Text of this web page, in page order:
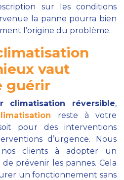
sur les conditions
la panne pourra bien
l’origine du problème.
vaut
guérir
climatisation réversible,
reste à votre
pour des interventions
d’urgence. Nous
nos clients à adopter un
prévenir les pannes. Cela
un fonctionnement sans